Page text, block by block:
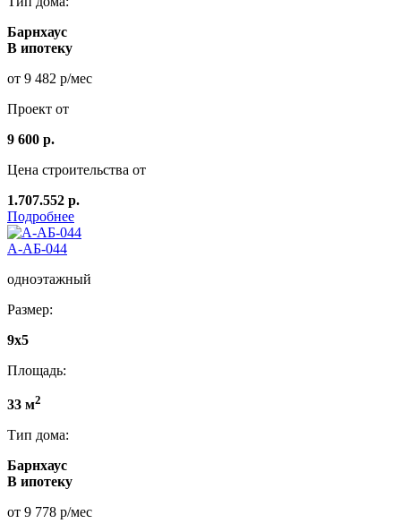
Барнхаус
В ипотеку
от 9 482 р/мес
Проект от
9 600 р.
Цена строительства от
1.707.552 р.
Подробнее
А-АБ-044
одноэтажный
Размер:
9x5
Площадь:
33 м2
Тип дома:
Барнхаус
В ипотеку
от 9 778 р/мес